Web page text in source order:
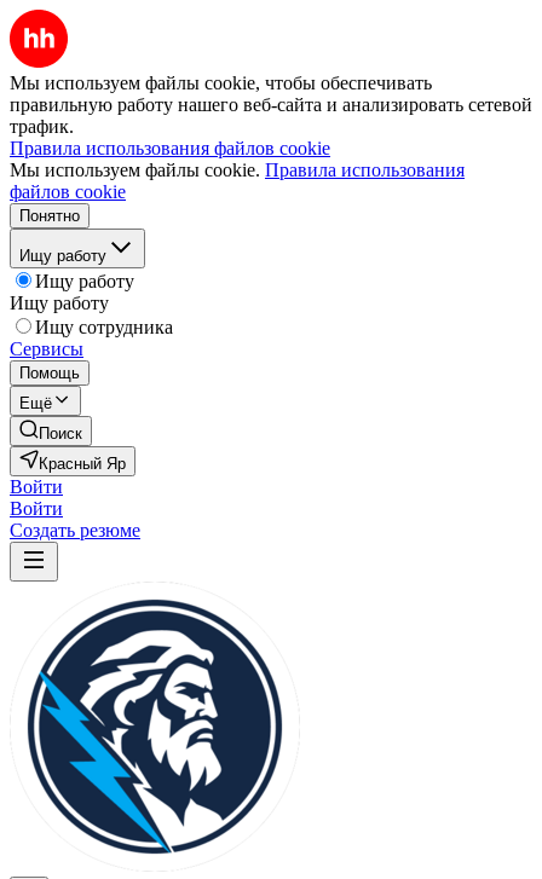
Мы используем файлы cookie, чтобы обеспечивать
правильную работу нашего веб-сайта и анализировать сетевой
трафик.
Правила использования файлов cookie
Мы используем файлы cookie. Правила использования
файлов cookie
Понятно
Ищу работу
Ищу работу
Ищу работу
Ищу сотрудника
Сервисы
Помощь
Ещё
Поиск
Красный Яр
Войти
Войти
Создать резюме